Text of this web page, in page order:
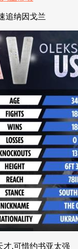
追纳因戈兰
才,可惜约书亚太强